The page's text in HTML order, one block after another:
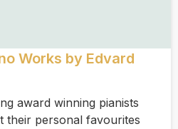
Works by Edvard
award winning pianists
their personal favourites